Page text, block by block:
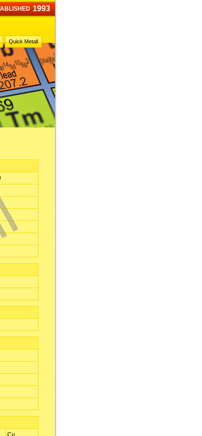
1993
Quick Metall
Cu